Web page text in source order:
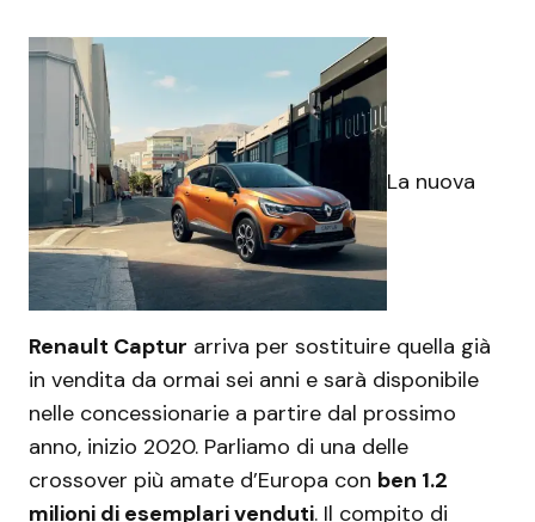
La nuova
Renault Captur arriva per sostituire quella già
in vendita da ormai sei anni e sarà disponibile
nelle concessionarie a partire dal prossimo
anno, inizio 2020. Parliamo di una delle
crossover più amate d’Europa con ben 1.2
milioni di esemplari venduti. Il compito di